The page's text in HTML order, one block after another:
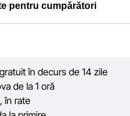
pentru cumpărători
pentru ca informațiile
și veridice, pentru ca
în decurs de 14 zile
de la 1 oră
în rate